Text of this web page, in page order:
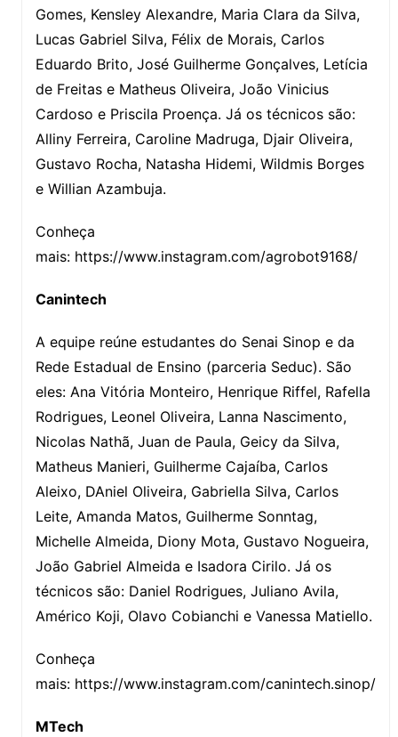
Gomes, Kensley Alexandre, Maria Clara da Silva,
Lucas Gabriel Silva, Félix de Morais, Carlos
Eduardo Brito, José Guilherme Gonçalves, Letícia
de Freitas e Matheus Oliveira, João Vinicius
Cardoso e Priscila Proença. Já os técnicos são:
Alliny Ferreira, Caroline Madruga, Djair Oliveira,
Gustavo Rocha, Natasha Hidemi, Wildmis Borges
e Willian Azambuja.
Conheça
mais: https://www.instagram.com/agrobot9168/
Canintech
A equipe reúne estudantes do Senai Sinop e da
Rede Estadual de Ensino (parceria Seduc). São
eles: Ana Vitória Monteiro, Henrique Riffel, Rafella
Rodrigues, Leonel Oliveira, Lanna Nascimento,
Nicolas Nathã, Juan de Paula, Geicy da Silva,
Matheus Manieri, Guilherme Cajaíba, Carlos
Aleixo, DAniel Oliveira, Gabriella Silva, Carlos
Leite, Amanda Matos, Guilherme Sonntag,
Michelle Almeida, Diony Mota, Gustavo Nogueira,
João Gabriel Almeida e Isadora Cirilo. Já os
técnicos são: Daniel Rodrigues, Juliano Avila,
Américo Koji, Olavo Cobianchi e Vanessa Matiello.
Conheça
mais: https://www.instagram.com/canintech.sinop/
MTech